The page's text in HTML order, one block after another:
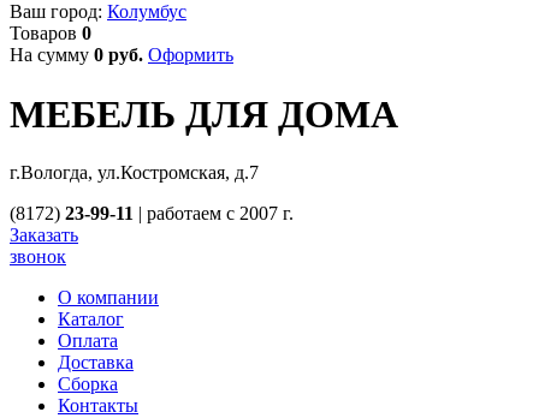
Ваш город: Колумбус
Товаров 0
На сумму 0 руб. Оформить
МЕБЕЛЬ ДЛЯ ДОМА
г.Вологда, ул.Костромская, д.7
(8172) 23-99-11 | работаем с 2007 г.
Заказать
звонок
О компании
Каталог
Оплата
Доставка
Сборка
Контакты